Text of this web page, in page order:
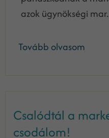
azok ügynökségi
Tovább olvasom
Csalódtál a
csodálom!